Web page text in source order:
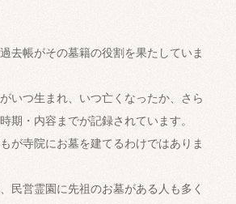
去帳がその墓籍の役割を果たしていま
いつ生まれ、いつ亡くなったか、さら
期・内容までが記録されています。
が寺院にお墓を建てるわけではありま
民営霊園に先祖のお墓がある人も多く